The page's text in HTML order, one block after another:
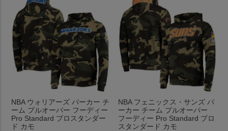
NBA ウォリアーズ パーカー チ
ーム プルオーバー フーディー
Pro Standard プロスタンダー
ド カモ
NBA フェニックス・サンズ パ
ーカー チーム プルオーバー
フーディー Pro Standard プロ
スタンダード カモ